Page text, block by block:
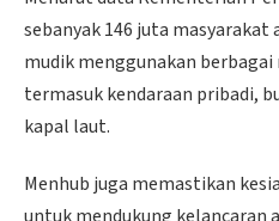
sebanyak 146 juta
mudik menggunakan
termasuk kendaraan pribadi,
kapal laut.
Menhub juga memastikan